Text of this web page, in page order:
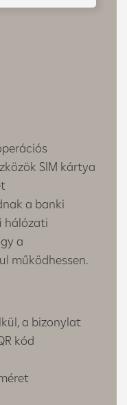
SIM kártya
a banki
hálózati
a
működhessen.
a bizonylat
kód